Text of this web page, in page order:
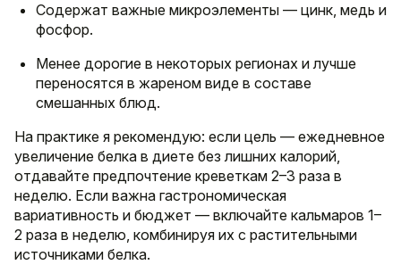
Содержат важные микроэлементы — цинк, медь и
фосфор.
Менее дорогие в некоторых регионах и лучше
переносятся в жареном виде в составе
смешанных блюд.
На практике я рекомендую: если цель — ежедневное
увеличение белка в диете без лишних калорий,
отдавайте предпочтение креветкам 2–3 раза в
неделю. Если важна гастрономическая
вариативность и бюджет — включайте кальмаров 1–
2 раза в неделю, комбинируя их с растительными
источниками белка.